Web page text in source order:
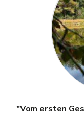
"Vom ersten